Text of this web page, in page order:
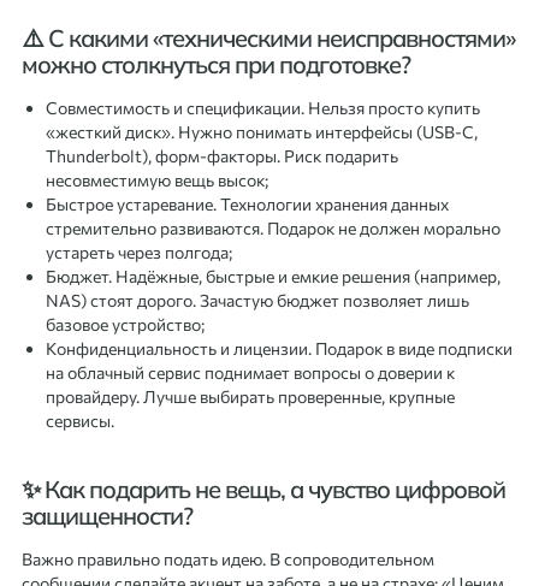
⚠️ С какими «техническими неисправностями»
можно столкнуться при подготовке?
Совместимость и спецификации. Нельзя просто купить
«жесткий диск». Нужно понимать интерфейсы (USB-C,
Thunderbolt), форм-факторы. Риск подарить
несовместимую вещь высок;
Быстрое устаревание. Технологии хранения данных
стремительно развиваются. Подарок не должен морально
устареть через полгода;
Бюджет. Надёжные, быстрые и емкие решения (например,
NAS) стоят дорого. Зачастую бюджет позволяет лишь
базовое устройство;
Конфиденциальность и лицензии. Подарок в виде подписки
на облачный сервис поднимает вопросы о доверии к
провайдеру. Лучше выбирать проверенные, крупные
сервисы.
✨ Как подарить не вещь, а чувство цифровой
защищенности?
Важно правильно подать идею. В сопроводительном